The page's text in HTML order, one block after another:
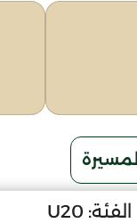
المسيرة
الفئة: U20